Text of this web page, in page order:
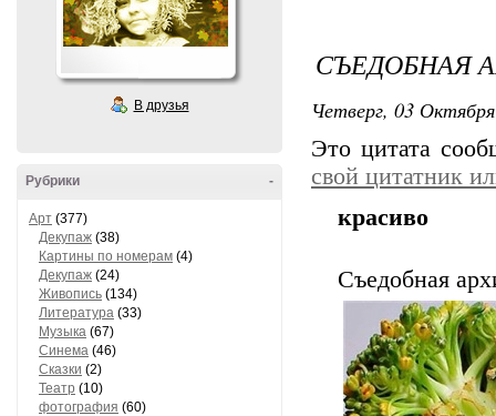
В друзья
-
Рубрики
Арт (377)
Декупаж (38)
Картины по номерам (4)
Декупаж (24)
Живопись (134)
Литература (33)
Музыка (67)
Синема (46)
Сказки (2)
Театр (10)
фотография (60)
СЪЕДОБНАЯ
Четверг, 03
Это цитата
свой цитатник
красиво
Съедобная